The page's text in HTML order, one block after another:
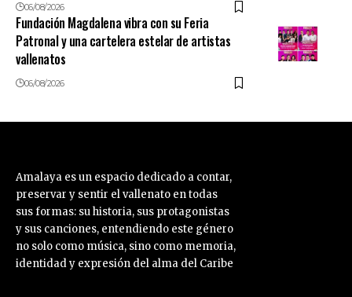
06/08/2026
Fundación Magdalena vibra con su Feria
Patronal y una cartelera estelar de artistas
vallenatos
06/08/2026
Amalaya es un espacio dedicado a contar,
preservar y sentir el vallenato en todas
sus formas: su historia, sus protagonistas
y sus canciones, entendiendo este género
no solo como música, sino como memoria,
identidad y expresión del alma del Caribe